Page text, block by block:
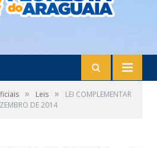
» Leis »
LEI COMPLEMENTAR
DE 2014